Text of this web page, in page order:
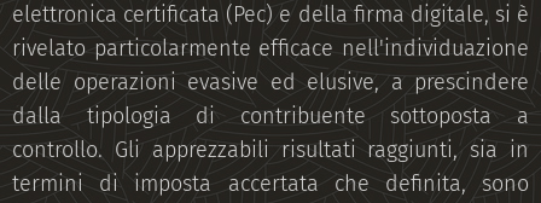
elettronica certificata (Pec) e della firma digitale, si è
rivelato particolarmente efficace nell'individuazione
delle operazioni evasive ed elusive, a prescindere
dalla tipologia di contribuente sottoposta a
controllo. Gli apprezzabili risultati raggiunti, sia in
termini di imposta accertata che definita, sono